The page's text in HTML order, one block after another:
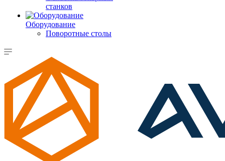
станков
Оборудование
Поворотные столы